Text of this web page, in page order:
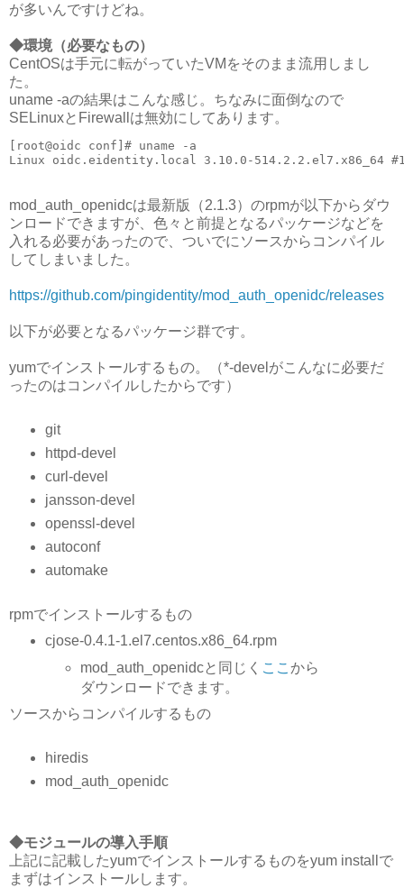
が多いんですけどね。
◆環境（必要なもの）
CentOSは手元に転がっていたVMをそのまま流用しまし
た。
uname -aの結果はこんな感じ。ちなみに面倒なので
SELinuxとFirewallは無効にしてあります。
[root@oidc conf]# uname -a
mod_auth_openidcは最新版（2.1.3）のrpmが以下からダウ
ンロードできますが、色々と前提となるパッケージなどを
入れる必要があったので、ついでにソースからコンパイル
してしまいました。
https://github.com/pingidentity/mod_auth_openidc/releases
以下が必要となるパッケージ群です。
yumでインストールするもの。（*-develがこんなに必要だ
ったのはコンパイルしたからです）
git
httpd-devel
curl-devel
jansson-devel
openssl-devel
autoconf
automake
rpmでインストールするもの
cjose-0.4.1-1.el7.centos.x86_64.rpm
mod_auth_openidcと同じく ここから
ダウンロードできます。
ソースからコンパイルするもの
hiredis
mod_auth_openidc
◆モジュールの導入手順
上記に記載したyumでインストールするものをyum installで
まずはインストールします。